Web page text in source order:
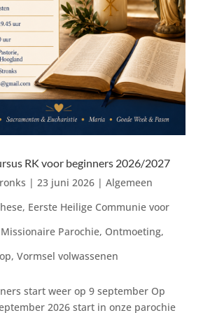
RK voor beginners 2026/2027
| 23 juni 2026| Algemeen
, Eerste Heilige Communie voor
Missionaire Parochie, Ontmoeting,
, Vormsel volwassenen
start weer op 9 september Op
2026 start in onze parochie